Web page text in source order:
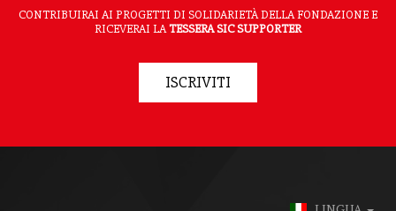
CONTRIBUIRAI AI PROGETTI DI SOLIDARIETÀ DELLA FONDAZIONE E
RICEVERAI LATESSERA SIC SUPPORTER
ISCRIVITI